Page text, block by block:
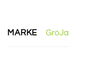
MARKE GroJa